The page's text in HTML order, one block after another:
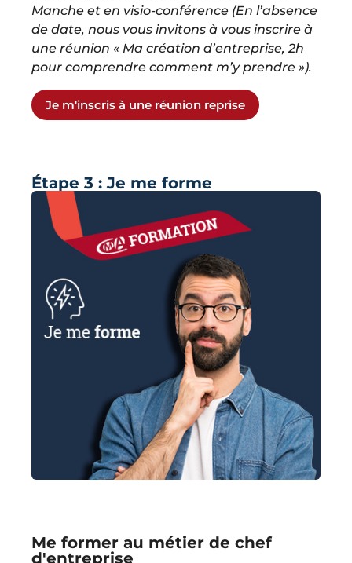
Manche et en visio-conférence (En l’absence
de date, nous vous invitons à vous inscrire à
une réunion « Ma création d’entreprise, 2h
pour comprendre comment m’y prendre »).
Je m'inscris à une réunion reprise
Étape 3 : Je me forme
Me former au métier de chef
d'entreprise